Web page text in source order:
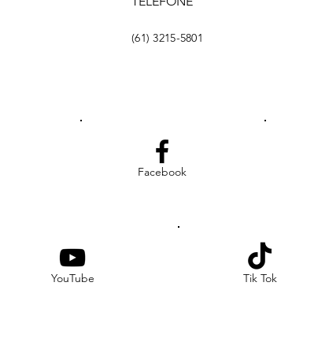
(61) 3215-5801
Facebook
YouTube Tik Tok